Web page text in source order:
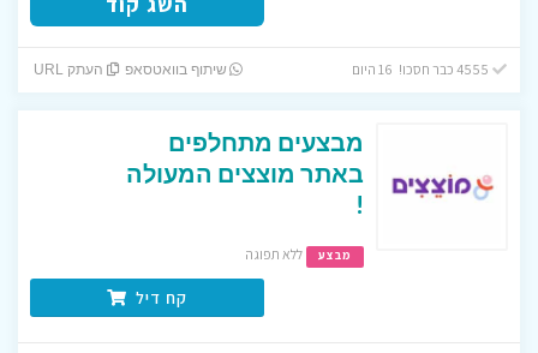
שיתוף בוואטסאפ העתק URL
מבצעים מתחלפים
באתר מוצצים המעולה
!
מבצע ללא תפוגה
קח דיל